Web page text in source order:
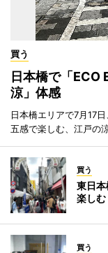
買う
日本橋で「
涼」体感
日本橋エリアで7月17
五感で楽しむ、江戸の
買う
東日
楽しむ
買う